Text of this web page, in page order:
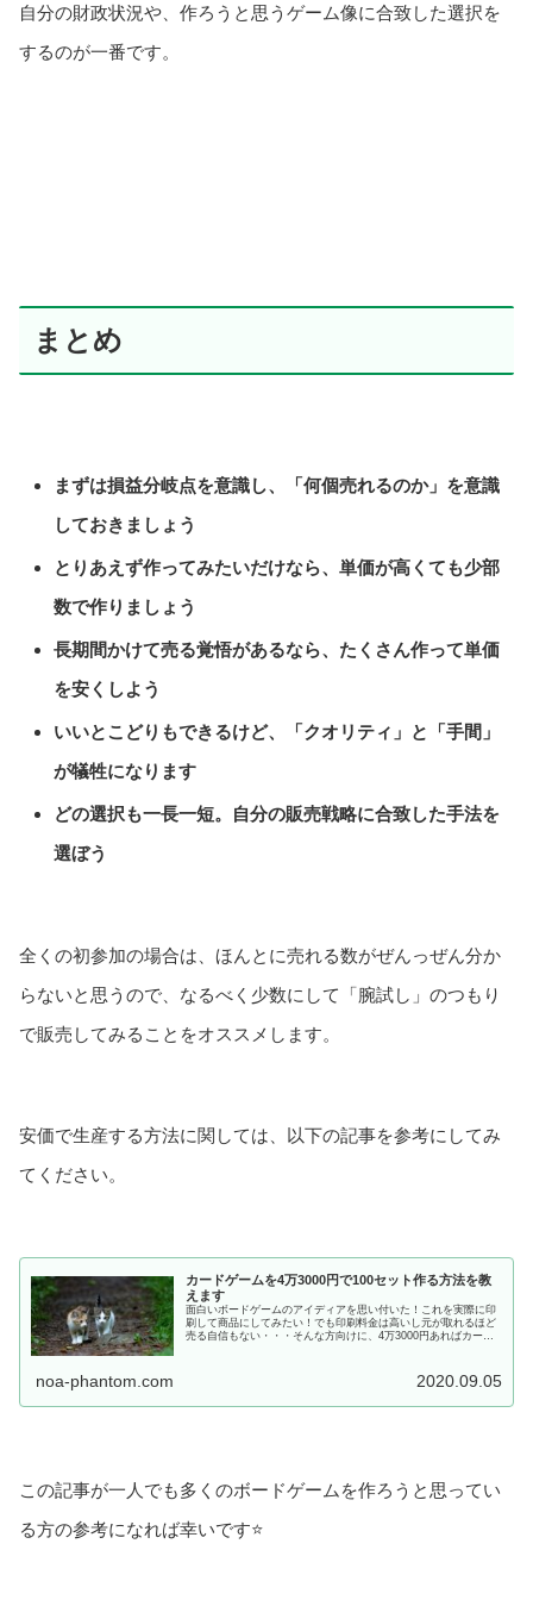
自分の財政状況や、作ろうと思うゲーム像に合致した選択を
するのが一番です。
まとめ
まずは損益分岐点を意識し、「何個売れるのか」を意識
しておきましょう
とりあえず作ってみたいだけなら、単価が高くても少部
数で作りましょう
長期間かけて売る覚悟があるなら、たくさん作って単価
を安くしよう
いいとこどりもできるけど、「クオリティ」と「手間」
が犠牲になります
どの選択も一長一短。自分の販売戦略に合致した手法を
選ぼう
全くの初参加の場合は、ほんとに売れる数がぜんっぜん分か
らないと思うので、なるべく少数にして「腕試し」のつもり
で販売してみることをオススメします。
安価で生産する方法に関しては、以下の記事を参考にしてみ
てください。
カードゲームを4万3000円で100セット作る方法を教
えます
面白いボードゲームのアイディアを思い付いた！これを実際に印
刷して商品にしてみたい！でも印刷料金は高いし元が取れるほど
売る自信もない・・・そんな方向けに、4万3000円あればカード
noa-phantom.com 2020.09.05
この記事が一人でも多くのボードゲームを作ろうと思ってい
る方の参考になれば幸いです⭐